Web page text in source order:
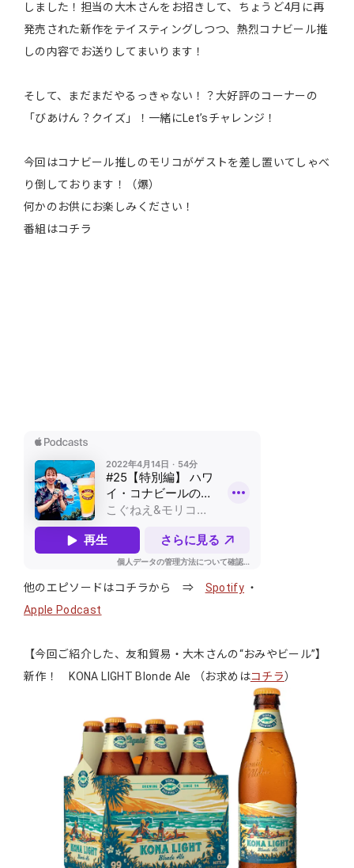
しました！担当の大木さんをお招きして、ちょうど4月に再
発売された新作をテイスティングしつつ、熱烈コナビール推
しの内容でお送りしてまいります！
そして、まだまだやるっきゃない！？大好評のコーナーの
「びあけん？クイズ」！一緒にLet’sチャレンジ！
今回はコナビール推しのモリコがゲストを差し置いてしゃべ
り倒しております！（爆）
何かのお供にお楽しみください！
番組はコチラ
他のエピソードはコチラから ⇒ Spotify ・
Apple Podcast
【今回ご紹介した、友和貿易・大木さんの“おみやビール”】
新作！ KONA LIGHT Blonde Ale （お求めはコチラ）